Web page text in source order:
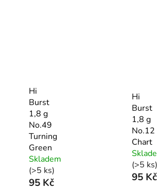
Hi
Burst
1,8 g
No.49
Turning
Green
Skladem
(>5 ks)
95 Kč
Hi
Burst
1,8 g
No.12
Chart
(>5 ks)
95 Kč